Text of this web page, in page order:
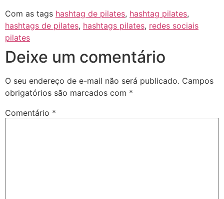
Com as tags hashtag de pilates, hashtag pilates,
hashtags de pilates, hashtags pilates, redes sociais
pilates
Deixe um comentário
O seu endereço de e-mail não será publicado. Campos
obrigatórios são marcados com *
Comentário *